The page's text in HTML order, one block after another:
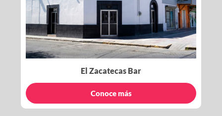
El Zacatecas Bar
Conoce más